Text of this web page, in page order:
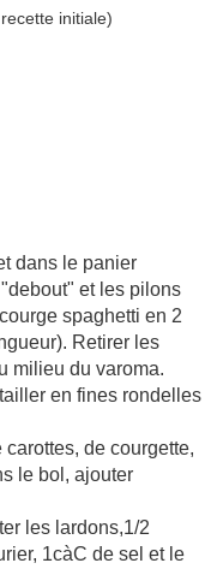
initiale)
dans le panier
et les pilons
spaghetti en 2
Retirer les
milieu du varoma.
en fines rondelles
de courgette,
le bol, ajouter
les lardons,1/2
1càC de sel et le